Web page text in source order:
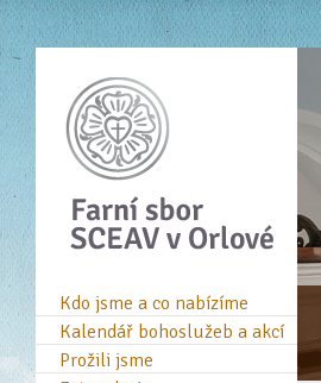
Kdo jsme a co nabízíme
Kalendář bohoslužeb a akcí
Prožili jsme